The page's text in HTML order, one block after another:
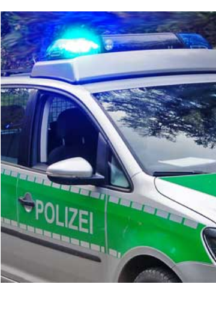
ankommen
[ 4. August 2026 ]
Aiwanger
[ 7. August 2026 ]
Pappenheim
KIRCHEN